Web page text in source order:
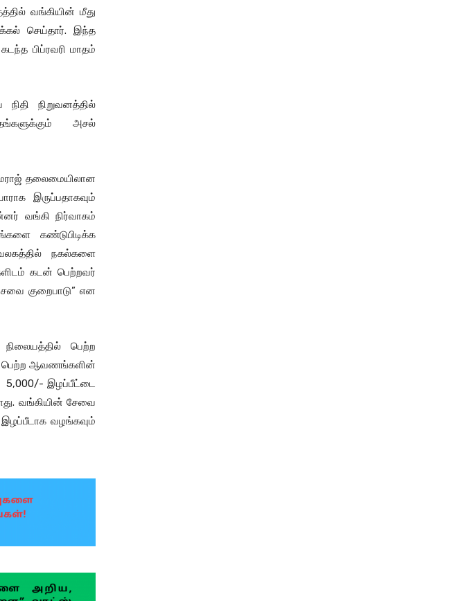
வங்கியின் மீது
செய்தார். இந்த
பிப்ரவரி மாதம்
நிறுவனத்தில்
அசல்
தலைமையிலான
இருப்பதாகவும்
வங்கி நிர்வாகம்
கண்டுபிடிக்க
நகல்களை
கடன் பெற்றவர்
குறைபாடு” என
பெற்ற
பெற்ற ஆவணங்களின்
5,000/- இழப்பீட்டை
வங்கியின் சேவை
இழப்பீடாக வழங்கவும்